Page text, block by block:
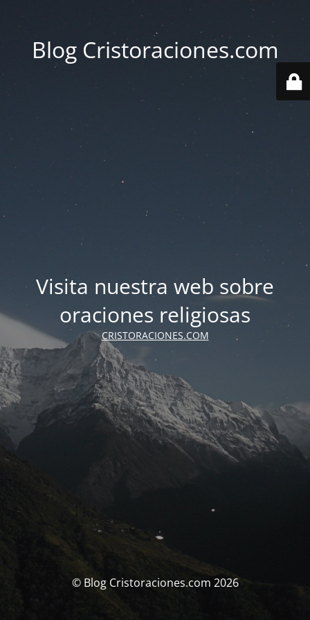
Blog Cristoraciones.com
Visita nuestra web sobre
oraciones religiosas
CRISTORACIONES.COM
© Blog Cristoraciones.com 2026